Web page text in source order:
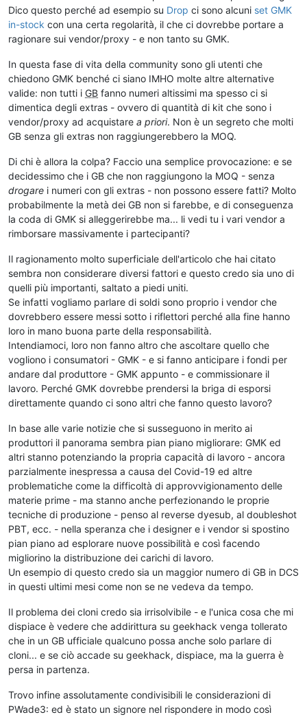
Dico questo perché ad esempio su Drop ci sono alcuni set GMK
in-stock con una certa regolarità, il che ci dovrebbe portare a
ragionare sui vendor/proxy - e non tanto su GMK.
In questa fase di vita della community sono gli utenti che
chiedono GMK benché ci siano IMHO molte altre alternative
valide: non tutti i GB fanno numeri altissimi ma spesso ci si
dimentica degli extras - ovvero di quantità di kit che sono i
vendor/proxy ad acquistare a priori. Non è un segreto che molti
GB senza gli extras non raggiungerebbero la MOQ.
Di chi è allora la colpa? Faccio una semplice provocazione: e se
decidessimo che i GB che non raggiungono la MOQ - senza
drogare i numeri con gli extras - non possono essere fatti? Molto
probabilmente la metà dei GB non si farebbe, e di conseguenza
la coda di GMK si alleggerirebbe ma... li vedi tu i vari vendor a
rimborsare massivamente i partecipanti?
Il ragionamento molto superficiale dell'articolo che hai citato
sembra non considerare diversi fattori e questo credo sia uno di
quelli più importanti, saltato a piedi uniti.
Se infatti vogliamo parlare di soldi sono proprio i vendor che
dovrebbero essere messi sotto i riflettori perché alla fine hanno
loro in mano buona parte della responsabilità.
Intendiamoci, loro non fanno altro che ascoltare quello che
vogliono i consumatori - GMK - e si fanno anticipare i fondi per
andare dal produttore - GMK appunto - e commissionare il
lavoro. Perché GMK dovrebbe prendersi la briga di esporsi
direttamente quando ci sono altri che fanno questo lavoro?
In base alle varie notizie che si susseguono in merito ai
produttori il panorama sembra pian piano migliorare: GMK ed
altri stanno potenziando la propria capacità di lavoro - ancora
parzialmente inespressa a causa del Covid-19 ed altre
problematiche come la difficoltà di approvvigionamento delle
materie prime - ma stanno anche perfezionando le proprie
tecniche di produzione - penso al reverse dyesub, al doubleshot
PBT, ecc. - nella speranza che i designer e i vendor si spostino
pian piano ad esplorare nuove possibilità e così facendo
migliorino la distribuzione dei carichi di lavoro.
Un esempio di questo credo sia un maggior numero di GB in DCS
in questi ultimi mesi come non se ne vedeva da tempo.
Il problema dei cloni credo sia irrisolvibile - e l'unica cosa che mi
dispiace è vedere che addirittura su geekhack venga tollerato
che in un GB ufficiale qualcuno possa anche solo parlare di
cloni... e se ciò accade su geekhack, dispiace, ma la guerra è
persa in partenza.
Trovo infine assolutamente condivisibili le considerazioni di
PWade3: ed è stato un signore nel rispondere in modo così